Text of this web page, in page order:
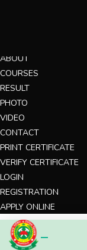
ABOUT
COURSES
RESULT
PHOTO
VIDEO
CONTACT
PRINT CERTIFICATE
VERIFY CERTIFICATE
LOGIN
REGISTRATION
APPLY ONLINE